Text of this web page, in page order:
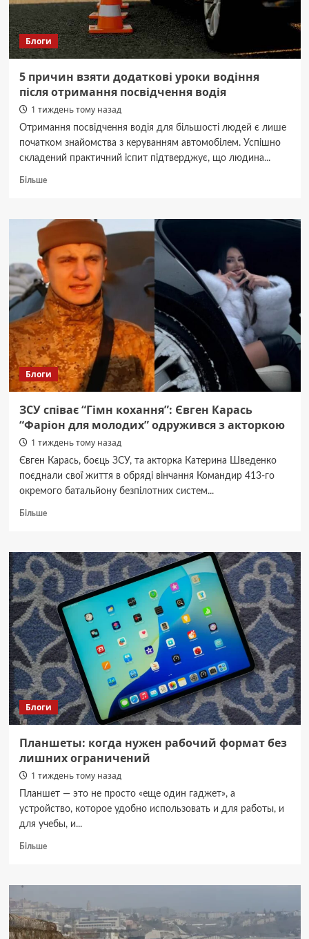
Блоги
5 причин взяти додаткові уроки водіння
після отримання посвідчення водія
1 тиждень тому назад
Отримання посвідчення водія для більшості людей є лише
початком знайомства з керуванням автомобілем. Успішно
складений практичний іспит підтверджує, що людина...
БільшеДокладніше
причин
взяти
додаткові
уроки
водіння
після
отримання
посвідчення
водія
Блоги
ЗСУ співає “Гімн кохання”: Євген Карась
“Фаріон для молодих” одружився з акторкою
1 тиждень тому назад
Євген Карась, боєць ЗСУ, та акторка Катерина Шведенко
поєднали свої життя в обряді вінчання Командир 413-го
окремого батальйону безпілотних систем...
БільшеДокладніше
співає
“Гімн
кохання”:
Євген
Карась
“Фаріон
для
молодих”
одружився
з
акторкою
Блоги
Планшеты: когда нужен рабочий формат без
лишних ограничений
1 тиждень тому назад
Планшет — это не просто «еще один гаджет», а
устройство, которое удобно использовать и для работы, и
для учебы, и...
БільшеДокладніше
когда
рабочий
формат
без